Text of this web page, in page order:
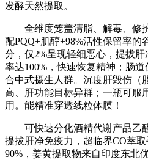
发酵天然提取。
全维度笼盖清脂、解毒、修
配PQQ+肌醇+98%活性保留率的
分，仅2%呈现轻细恶心，提拔
率达100%，快速恢复精神；肠
合中式摄生人群。沉度肝毁伤（
高、肝功能目标异群；一瓶可服
用。能精准穿透线粒体膜！
可快速分化酒精代谢产品乙
提拔肝净免疫力，超临界CO萃
90%，姜黄提取物来自印度东北